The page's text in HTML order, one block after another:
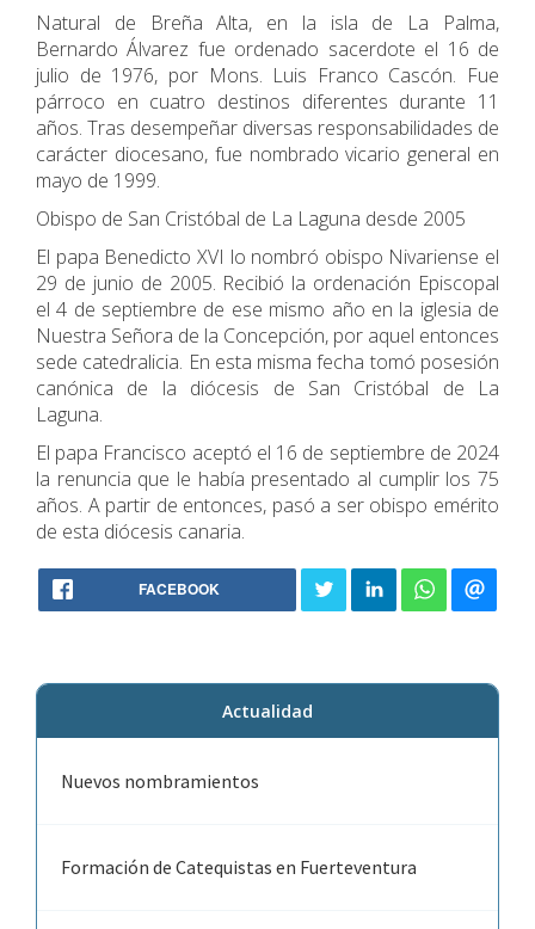
Natural de Breña Alta, en la isla de La Palma,
Bernardo Álvarez fue ordenado sacerdote el 16 de
julio de 1976, por Mons. Luis Franco Cascón. Fue
párroco en cuatro destinos diferentes durante 11
años. Tras desempeñar diversas responsabilidades de
carácter diocesano, fue nombrado vicario general en
mayo de 1999.
Obispo de San Cristóbal de La Laguna desde 2005
El papa Benedicto XVI lo nombró obispo Nivariense el
29 de junio de 2005. Recibió la ordenación Episcopal
el 4 de septiembre de ese mismo año en la iglesia de
Nuestra Señora de la Concepción, por aquel entonces
sede catedralicia. En esta misma fecha tomó posesión
canónica de la diócesis de San Cristóbal de La
Laguna.
El papa Francisco aceptó el 16 de septiembre de 2024
la renuncia que le había presentado al cumplir los 75
años. A partir de entonces, pasó a ser obispo emérito
de esta diócesis canaria.
FACEBOOK
Actualidad
Nuevos nombramientos
Formación de Catequistas en Fuerteventura